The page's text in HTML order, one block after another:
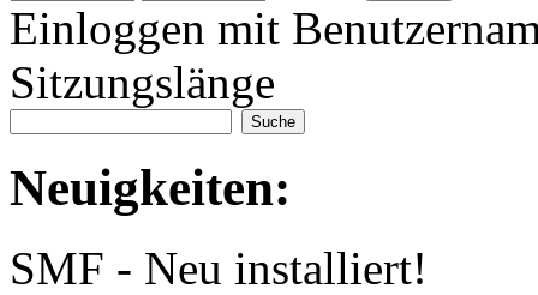
Einloggen mit
Sitzungslänge
Neuigkeiten:
SMF - Neu installiert!